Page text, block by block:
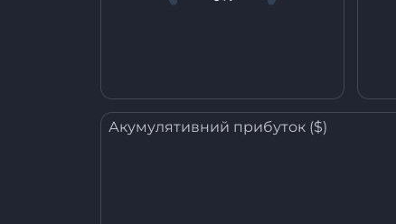
Акумулятивний прибуток ($)